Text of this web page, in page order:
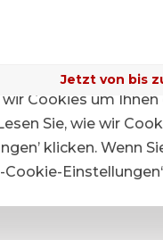
Jetzt von bis
Cookies um
Sie, wie wir
klicken. Wenn